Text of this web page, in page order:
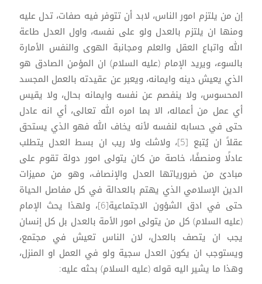
إن من يلتزم امور الناس، لابد أن تتوفر فيه صفات، تدل عليه
ومنها ان يلتزم بالعدل ولو على نفسه، واول العدل طاعة
الله واتباع العقل والعلم ومجانبة الهوى والنفس الأمارة
بالسوء، ويريد الإمام (عليه السلام) ان المؤمن الصادق هو
الذي يعيش دينه وايمانه، ويعبر عن عقيدته بالعمل المجسد
المحسوس، ولا ينفصم عن نفسه وايمانه بحال، ولا يقيس
أي عمل من أعماله، الا بما امره الله تعالى، أي انه عادل
حتى في حسابه لنفسه لأنه يخاف الله فهو الذي يستحق
عقلاً ان يُتبع [5]، ولاشك ولا ريب ان بسط العدل يتطلب
عادلًا ومنصفًا، خاصة من كان يتولى امور دولة تقوم على
مبادئ من ضرورياتها العدل والإنصاف، وهو من مميزات
الدين الإسلامي الذي يهتم بالعدالة في كل مفاصل الحياة
حتى في ادق الشؤون الاجتماعية[6]، ولهذا يحث الإمام
(عليه السلام) كل من يتولى امور الأمة بالعدل بل كل إنسان
يجب ان يتصف بالعدل، لان الناس تعيش في مجتمع،
ويستوجب ان يكون العدل سجية ولو في العمل او المنزل،
وهذا ما يشير اليه قوله (عليه السلام) بحثه عليه: